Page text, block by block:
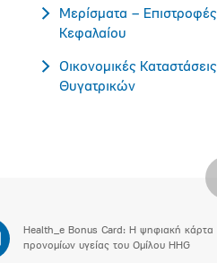
Μερίσματα – Επιστροφές
Κεφαλαίου
Οικονομικές Καταστάσεις
Θυγατρικών
Health_e Bonus Card: H ψηφιακή κάρτα
προνομίων υγείας του Ομίλου HHG